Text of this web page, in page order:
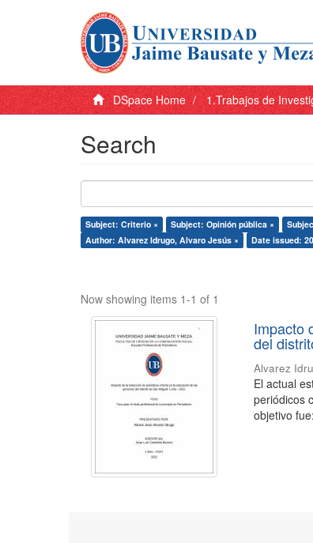
DSpace Home 1.Trabajos de
Search
Subject: Criterio × Subject: Opinión pública ×
Author: Alvarez Idrugo, Alvaro Jesús ×
Date issued:
Now showing items 1-1 of 1
Impacto
del
Alvarez
El actual
periódicos
objetivo